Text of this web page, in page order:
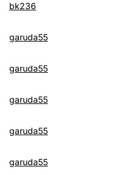
bk236
garuda55
garuda55
garuda55
garuda55
garuda55